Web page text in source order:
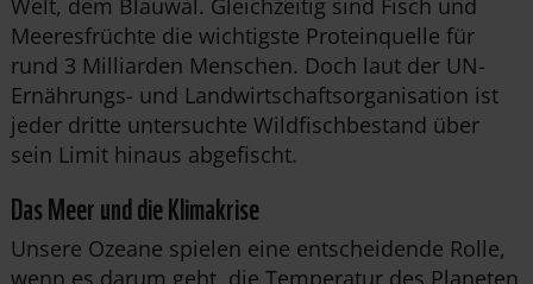
Welt, dem Blauwal. Gleichzeitig sind Fisch und
Meeresfrüchte die wichtigste Proteinquelle für
rund 3 Milliarden Menschen. Doch laut der UN-
Ernährungs- und Landwirtschaftsorganisation ist
jeder dritte untersuchte Wildfischbestand über
sein Limit hinaus abgefischt.
Das Meer und die Klimakrise
Unsere Ozeane spielen eine entscheidende Rolle,
wenn es darum geht, die Temperatur des Planeten